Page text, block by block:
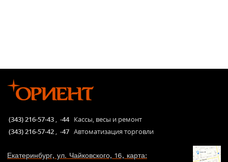
(343) 216-57-43 , -44 Кассы, весы и ремонт
(343) 216-57-42 , -47 Автоматизация торговли
Екатеринбург, ул. Чайковского, 16, карта: